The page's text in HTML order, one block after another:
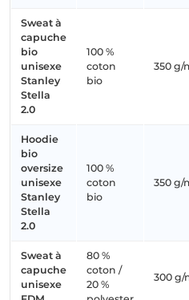
Sweat à
capuche
bio
unisexe
Stanley
Stella
2.0
100 %
coton
bio
350 g/
Hoodie
bio
oversize
unisexe
Stanley
Stella
2.0
100 %
coton
bio
350 g/
Sweat à
capuche
unisexe
80 %
coton /
20 %
300 g/